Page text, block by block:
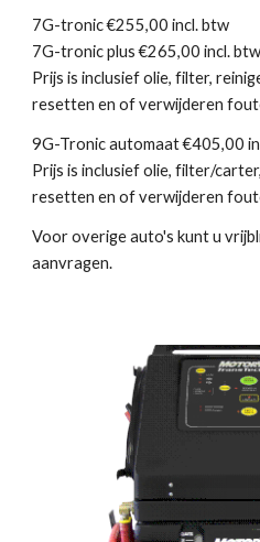
7G-tronic €255,00 incl. btw
7G-tronic plus €265,00 incl. btw
Prijs is inclusief olie, filter,
resetten en of verwijderen
9G-Tronic automaat €405,00
Prijs is inclusief olie, filter/
resetten en of verwijderen
Voor overige auto's kunt u
aanvragen.